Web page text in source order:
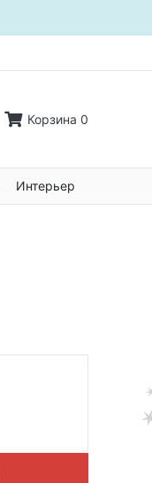
Корзина 0
Интерьер